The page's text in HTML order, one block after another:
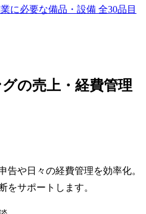
に必要な備品・設備 全30品目
の売上・経費管理
告や日々の経費管理を効率化。
をサポートします。